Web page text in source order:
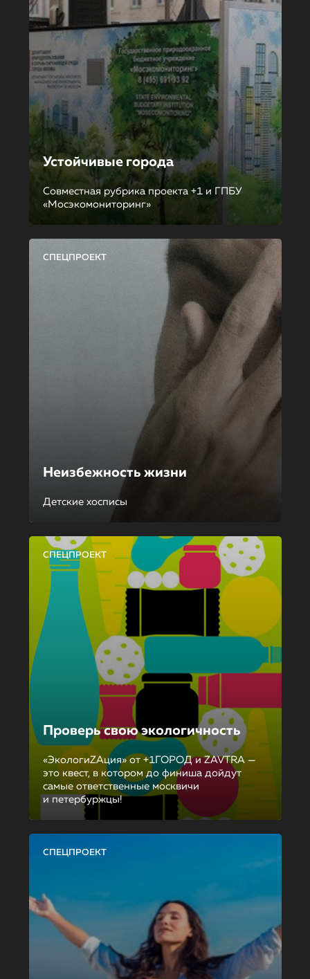
Устойчивые города
Совместная рубрика проекта +1 и ГПБУ
«Мосэкомониторинг»
СПЕЦПРОЕКТ
Неизбежность жизни
Детские хосписы
СПЕЦПРОЕКТ
Проверь свою экологичность
«ЭкологиZAция» от +1ГОРОД и ZAVTRA —
это квест, в котором до финиша дойдут
самые ответственные москвичи
и петербуржцы!
СПЕЦПРОЕКТ